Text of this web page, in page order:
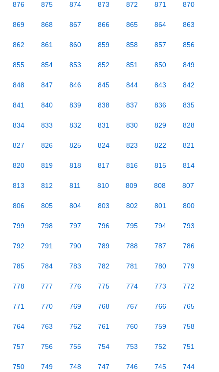
876 875 874 873 872 871 870
869 868 867 866 865 864 863
862 861 860 859 858 857 856
855 854 853 852 851 850 849
848 847 846 845 844 843 842
841 840 839 838 837 836 835
834 833 832 831 830 829 828
827 826 825 824 823 822 821
820 819 818 817 816 815 814
813 812 811 810 809 808 807
806 805 804 803 802 801 800
799 798 797 796 795 794 793
792 791 790 789 788 787 786
785 784 783 782 781 780 779
778 777 776 775 774 773 772
771 770 769 768 767 766 765
764 763 762 761 760 759 758
757 756 755 754 753 752 751
750 749 748 747 746 745 744